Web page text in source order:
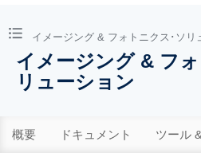
BOOKMARK
Pleaselog into show your saved
イメージング & フォトニクス･ソリ
イメージング & フ
リューション
概要 ドキュメント ツール